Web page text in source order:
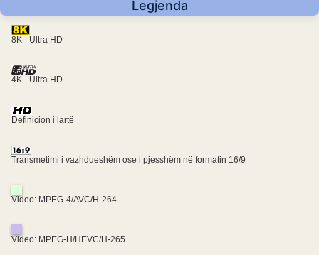
Legjenda
8K - Ultra HD
4K - Ultra HD
Definicion i lartë
Transmetimi i vazhdueshëm ose i pjesshëm në formatin 16/9
Video: MPEG-4/AVC/H-264
Video: MPEG-H/HEVC/H-265